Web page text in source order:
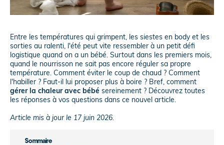
Entre les températures qui grimpent, les siestes en body et les
sorties au ralenti, l'été peut vite ressembler à un petit défi
logistique quand on a un bébé. Surtout dans les premiers mois,
quand le nourrisson ne sait pas encore réguler sa propre
température. Comment éviter le coup de chaud ? Comment
l'habiller ? Faut-il lui proposer plus à boire ? Bref, comment
gérer la chaleur avec bébé sereinement ? Découvrez toutes
les réponses à vos questions dans ce nouvel article.
Article mis à jour le 17 juin 2026.
Sommaire